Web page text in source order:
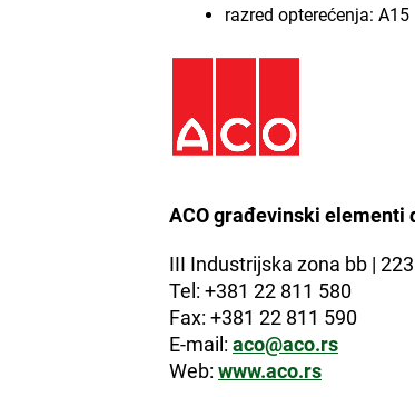
razred opterećenja: A15
ACO građevinski elementi
III Industrijska zona bb |
Tel: +381 22 811 580
Fax: +381 22 811 590
E-mail: aco@aco.rs
Web: www.aco.rs